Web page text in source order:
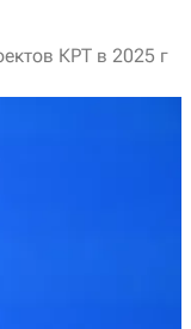
КРТ в 2025 г